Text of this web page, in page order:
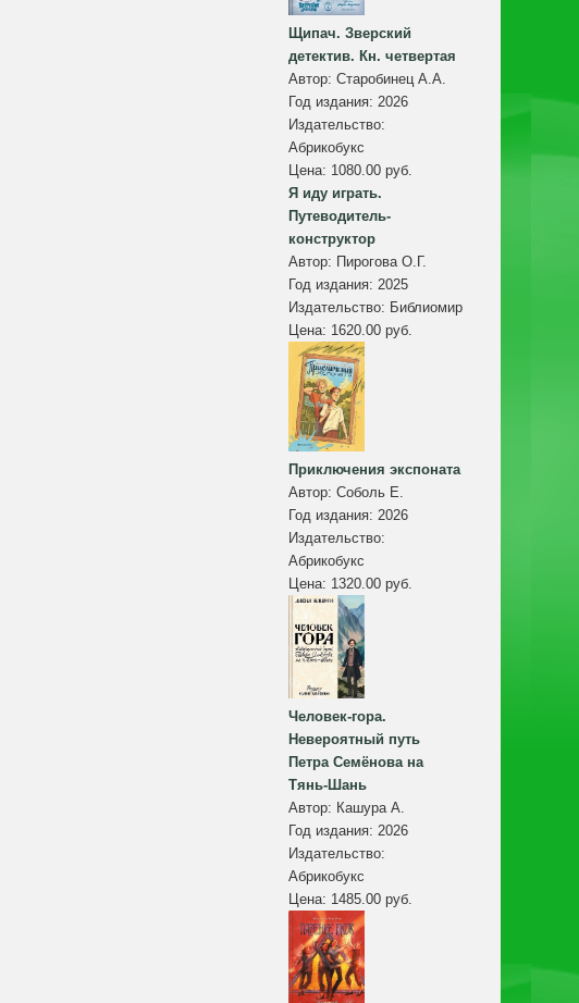
Щипач. Зверский
детектив. Кн. четвертая
Автор: Старобинец А.А.
Год издания: 2026
Издательство:
Абрикобукс
Цена: 1080.00 руб.
Я иду играть.
Путеводитель-
конструктор
Автор: Пирогова О.Г.
Год издания: 2025
Издательство: Библиомир
Цена: 1620.00 руб.
Приключения экспоната
Автор: Соболь Е.
Год издания: 2026
Издательство:
Абрикобукс
Цена: 1320.00 руб.
Человек-гора.
Невероятный путь
Петра Семёнова на
Тянь-Шань
Автор: Кашура А.
Год издания: 2026
Издательство:
Абрикобукс
Цена: 1485.00 руб.